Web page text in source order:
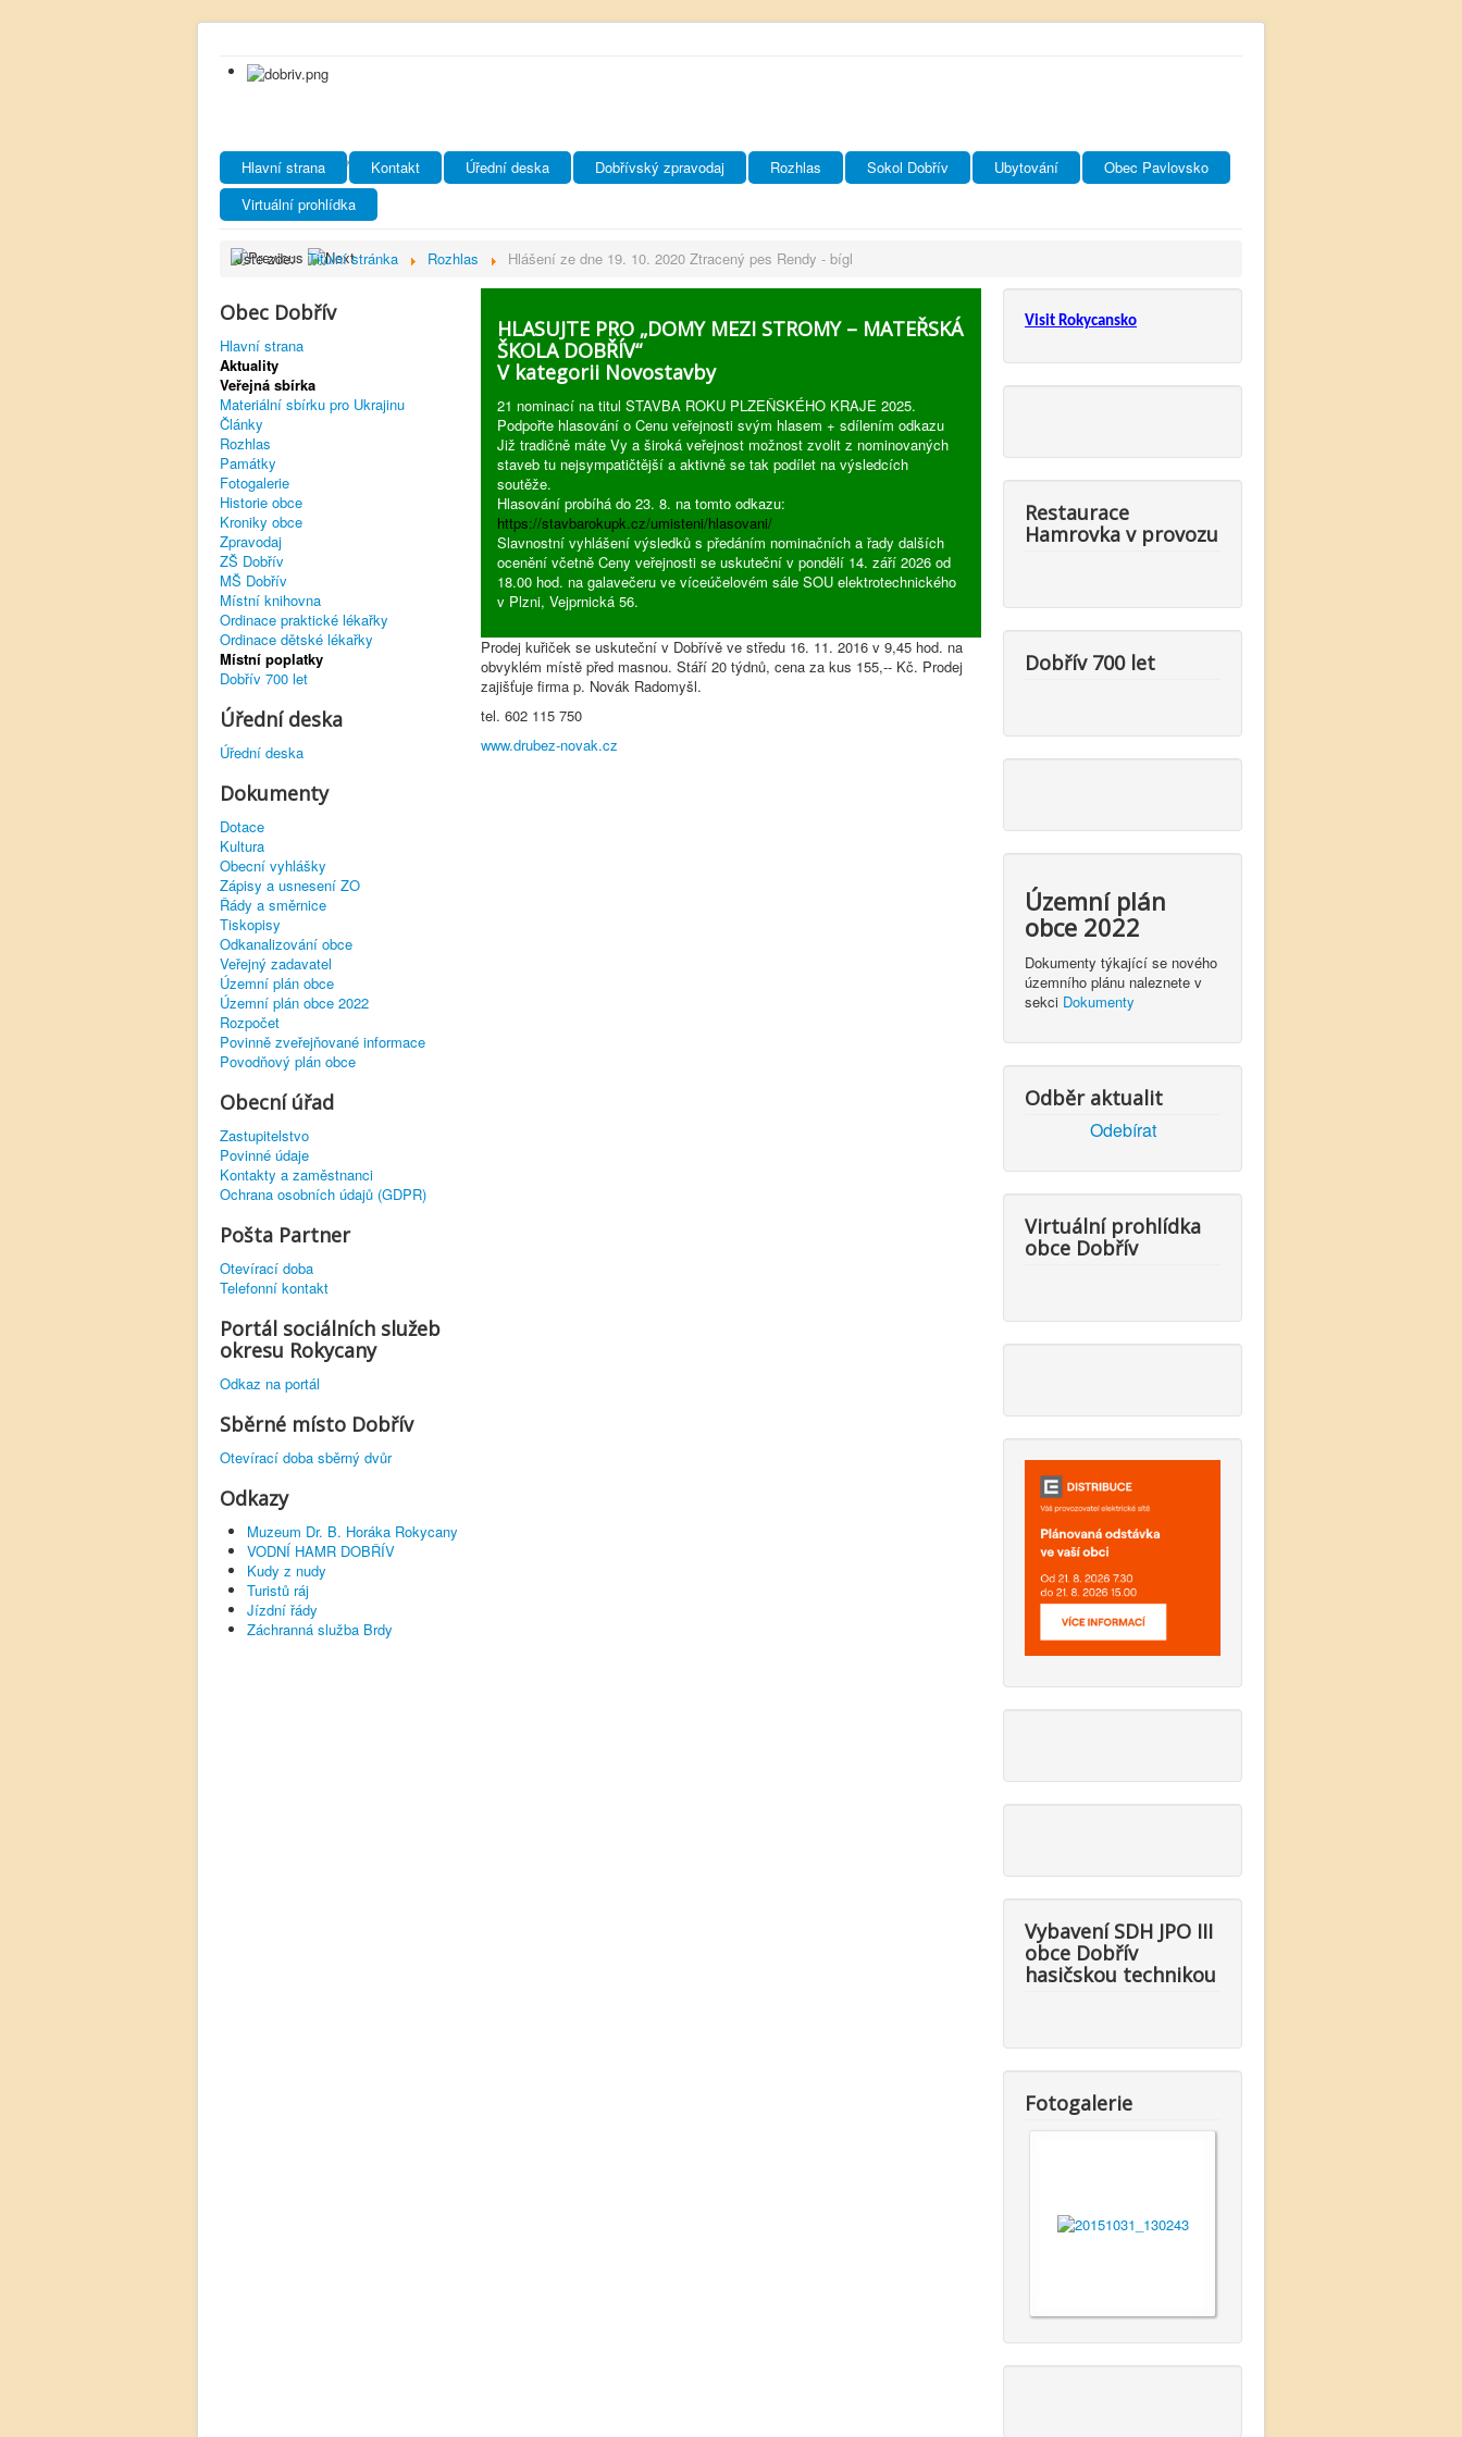
Hlavní strana Kontakt Úřední deska Dobřívský zpravodaj Rozhlas Sokol Dobřív Ubytování
Obec Pavlovsko
Virtuální prohlídka
Jste zde: Titulní stránka Rozhlas Hlášení ze dne 19. 10. 2020 Ztracený pes Rendy - bígl
Obec Dobřív
Hlavní strana
Aktuality
Veřejná sbírka
Materiální sbírku pro Ukrajinu
Články
Rozhlas
Památky
Fotogalerie
Historie obce
Kroniky obce
Zpravodaj
ZŠ Dobřív
MŠ Dobřív
Místní knihovna
Ordinace praktické lékařky
Ordinace dětské lékařky
Místní poplatky
Dobřív 700 let
Úřední deska
Úřední deska
Dokumenty
Dotace
Kultura
Obecní vyhlášky
Zápisy a usnesení ZO
Řády a směrnice
Tiskopisy
Odkanalizování obce
Veřejný zadavatel
Územní plán obce
Územní plán obce 2022
Rozpočet
Povinně zveřejňované informace
Povodňový plán obce
Obecní úřad
Zastupitelstvo
Povinné údaje
Kontakty a zaměstnanci
Ochrana osobních údajů (GDPR)
Pošta Partner
Otevírací doba
Telefonní kontakt
Portál sociálních služeb
okresu Rokycany
Odkaz na portál
Sběrné místo Dobřív
Otevírací doba sběrný dvůr
Odkazy
Muzeum Dr. B. Horáka Rokycany
VODNÍ HAMR DOBŘÍV
Kudy z nudy
Turistů ráj
Jízdní řády
Záchranná služba Brdy
HLASUJTE PRO „DOMY MEZI STROMY – MATEŘSKÁ
ŠKOLA DOBŘÍV“
V kategorii Novostavby
21 nominací na titul STAVBA ROKU PLZEŇSKÉHO KRAJE 2025.
Podpořte hlasování o Cenu veřejnosti svým hlasem + sdílením odkazu
Již tradičně máte Vy a široká veřejnost možnost zvolit z nominovaných
staveb tu nejsympatičtější a aktivně se tak podílet na výsledcích
soutěže.
Hlasování probíhá do 23. 8. na tomto odkazu:
https://stavbarokupk.cz/umisteni/hlasovani/
Slavnostní vyhlášení výsledků s předáním nominačních a řady dalších
ocenění včetně Ceny veřejnosti se uskuteční v pondělí 14. září 2026 od
18.00 hod. na galavečeru ve víceúčelovém sále SOU elektrotechnického
v Plzni, Vejprnická 56.
Prodej kuřiček se uskuteční v Dobřívě ve středu 16. 11. 2016 v 9,45 hod. na
obvyklém místě před masnou. Stáří 20 týdnů, cena za kus 155,-- Kč. Prodej
zajišťuje firma p. Novák Radomyšl.
tel. 602 115 750
www.drubez-novak.cz
Visit Rokycansko
Restaurace
Hamrovka v provozu
Dobřív 700 let
Územní plán
obce 2022
Dokumenty týkající se nového
územního plánu naleznete v
sekci Dokumenty
Odběr aktualit
Odebírat
Virtuální prohlídka
obce Dobřív
Vybavení SDH JPO III
obce Dobřív
hasičskou technikou
Fotogalerie